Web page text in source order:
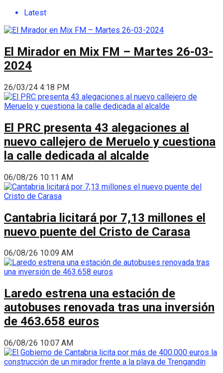
Latest
El Mirador en Mix FM – Martes 26-03-
2024
26/03/24 4:18 PM
El PRC presenta 43 alegaciones al
nuevo callejero de Meruelo y cuestiona
la calle dedicada al alcalde
06/08/26 10:11 AM
Cantabria licitará por 7,13 millones el
nuevo puente del Cristo de Carasa
06/08/26 10:09 AM
Laredo estrena una estación de
autobuses renovada tras una inversión
de 463.658 euros
06/08/26 10:07 AM